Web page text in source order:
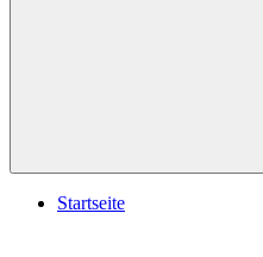
Startseite